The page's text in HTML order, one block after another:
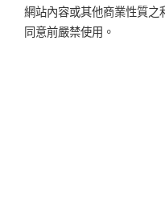
網站內容或其他商業性質之
同意前嚴禁使用。